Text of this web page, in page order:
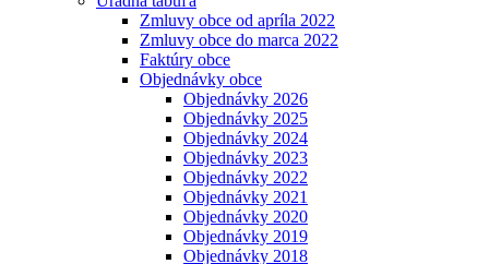
Zmluvy obce od apríla 2022
Zmluvy obce do marca 2022
Faktúry obce
Objednávky obce
Objednávky 2026
Objednávky 2025
Objednávky 2024
Objednávky 2023
Objednávky 2022
Objednávky 2021
Objednávky 2020
Objednávky 2019
Objednávky 2018